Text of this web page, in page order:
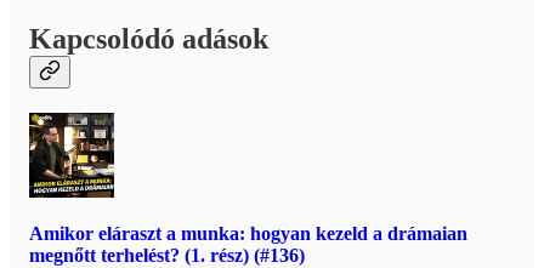
Kapcsolódó adások
Amikor eláraszt a munka: hogyan kezeld a drámaian
megnőtt terhelést? (1. rész) (#136)